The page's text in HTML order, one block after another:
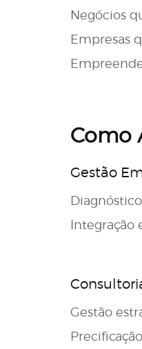
Negócios
Empresas
Como
Gestão
Integração
Gestão